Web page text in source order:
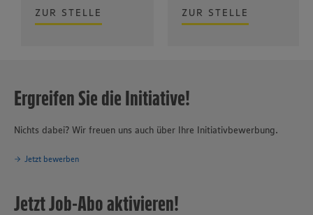
ZUR STELLE ZUR STELLE
Ergreifen Sie die Initiative!
Nichts dabei? Wir freuen uns auch über Ihre Initiativbewerbung.
Jetzt bewerben
Jetzt Job-Abo aktivieren!